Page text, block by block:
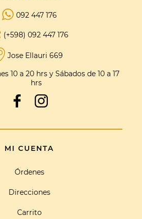
092 447 176
(+598) 092 447 176
Jose Ellauri 669
10 a 20 hrs y Sábados de 10 a 17
hrs
MI CUENTA
Órdenes
Direcciones
Carrito